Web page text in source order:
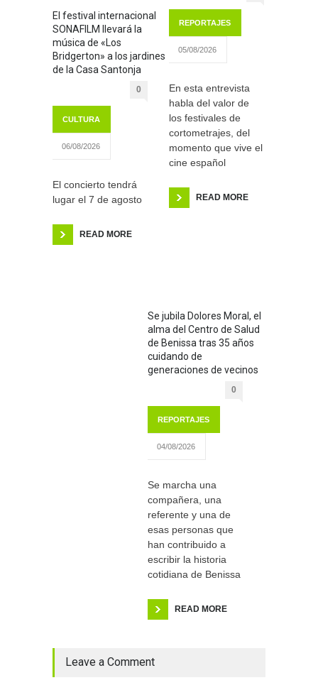
El festival internacional
SONAFILM llevará la
música de «Los
Bridgerton» a los jardines
de la Casa Santonja
0
CULTURA
06/08/2026
El concierto tendrá
lugar el 7 de agosto
READ MORE
REPORTAJES
05/08/2026
En esta entrevista
habla del valor de
los festivales de
cortometrajes, del
momento que vive el
cine español
READ MORE
Se jubila Dolores Moral, el
alma del Centro de Salud
de Benissa tras 35 años
cuidando de
generaciones de vecinos
0
REPORTAJES
04/08/2026
Se marcha una
compañera, una
referente y una de
esas personas que
han contribuido a
escribir la historia
cotidiana de Benissa
READ MORE
Leave a Comment